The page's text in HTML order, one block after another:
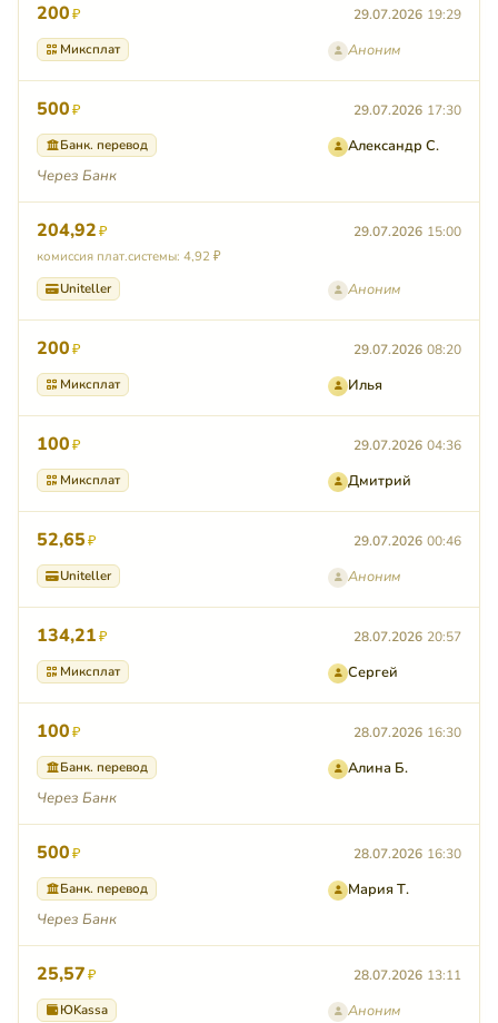
29.07.2026 19:29
200₽
Миксплат Аноним
29.07.2026 17:30
500₽
Банк. перевод
Александр С.
Через Банк
29.07.2026 15:00
204,92₽
комиссия плат.системы: 4,92 ₽
Uniteller
Аноним
29.07.2026 08:20
200₽
Миксплат Илья
29.07.2026 04:36
100₽
Миксплат Дмитрий
29.07.2026 00:46
52,65₽
Uniteller Аноним
28.07.2026 20:57
134,21₽
Миксплат Сергей
28.07.2026 16:30
100₽
Банк. перевод
Алина Б.
Через Банк
28.07.2026 16:30
500₽
Банк. перевод
Мария Т.
Через Банк
28.07.2026 13:11
25,57₽
ЮKassa Аноним